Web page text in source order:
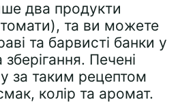
два продукти
томати), та ви можете
та барвисті банки у
Печені
за таким рецептом
колір та аромат.